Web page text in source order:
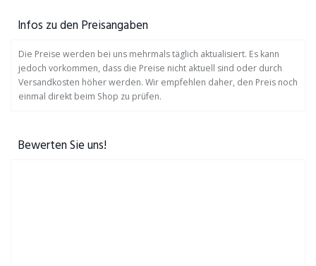
Infos zu den Preisangaben
Die Preise werden bei uns mehrmals täglich aktualisiert. Es kann
jedoch vorkommen, dass die Preise nicht aktuell sind oder durch
Versandkosten höher werden. Wir empfehlen daher, den Preis noch
einmal direkt beim Shop zu prüfen.
Bewerten Sie uns!